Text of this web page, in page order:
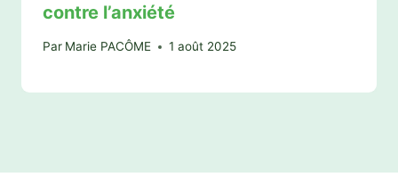
contre l’anxiété
Par Marie PACÔME 1 août 2025